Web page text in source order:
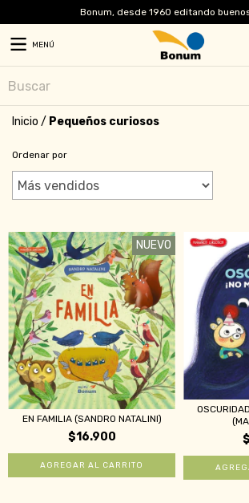
Bonum, desde 1960 editando
MENÚ
Inicio / Pequeños curiosos
Ordenar por
NUEVO
EN FAMILIA (SANDRO NATALINI)
$16.900